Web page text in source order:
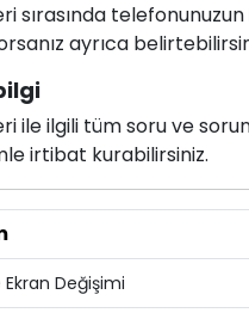
sırasında
ayrıca
ile ilgili tüm soru ve
irtibat kurabilirsiniz.
Ekran Değişimi